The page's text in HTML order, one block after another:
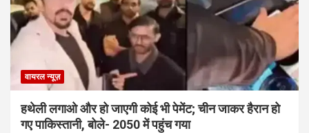
वायरल न्यूज़
हथेली लगाओ और हो जाएगी कोई भी पेमेंट; चीन जाकर हैरान हो
गए पाकिस्तानी, बोले- 2050 में पहुंच गया